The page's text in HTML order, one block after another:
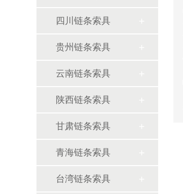
四川链条索具
贵州链条索具
云南链条索具
陕西链条索具
甘肃链条索具
青海链条索具
台湾链条索具